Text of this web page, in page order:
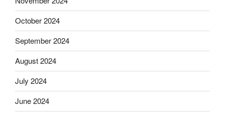
October 2024
September 2024
August 2024
July 2024
June 2024